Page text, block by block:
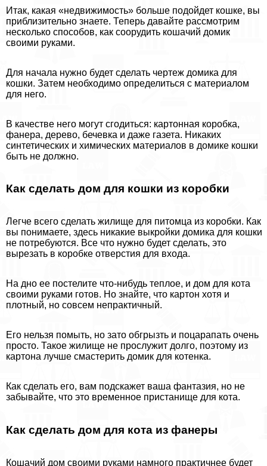
Итак, какая «недвижимость» больше подойдет кошке, вы
приблизительно знаете. Теперь давайте рассмотрим
несколько способов, как соорудить кошачий домик
своими руками.
Для начала нужно будет сделать чертеж домика для
кошки. Затем необходимо определиться с материалом
для него.
В качестве него могут сгодиться: картонная коробка,
фанера, дерево, бечевка и даже газета. Никаких
синтетических и химических материалов в домике кошки
быть не должно.
Как сделать дом для кошки из коробки
Легче всего сделать жилище для питомца из коробки. Как
вы понимаете, здесь никакие выкройки домика для кошки
не потребуются. Все что нужно будет сделать, это
вырезать в коробке отверстия для входа.
На дно ее постелите что-нибудь теплое, и дом для кота
своими руками готов. Но знайте, что картон хотя и
плотный, но совсем непpaктичный.
Его нельзя помыть, но зато обгрызть и поцарапать очень
просто. Такое жилище не прослужит долго, поэтому из
картона лучше смастерить домик для котенка.
Как сделать его, вам подскажет ваша фантазия, но не
забывайте, что это временное пристанище для кота.
Как сделать дом для кота из фанеры
Кошачий дом своими руками намного пpaктичнее будет